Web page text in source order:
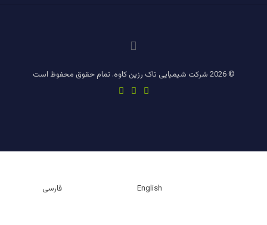
© 2026 شرکت شیمیایی تاک رزین کاوه. تمام حقوق محفوظ است
English فارسی